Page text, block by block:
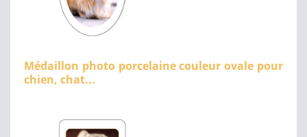
Médaillon photo porcelaine couleur ovale pour
chien, chat...